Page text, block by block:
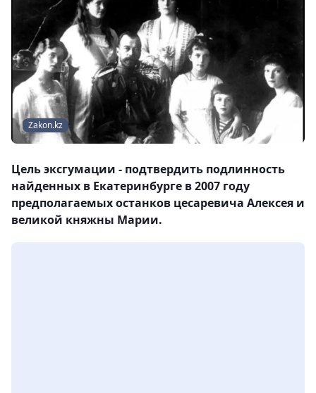
Zakon.kz
Цель эксгумации - подтвердить подлинность
найденных в Екатеринбурге в 2007 году
предполагаемых останков цесаревича Алексея и
великой княжны Марии.